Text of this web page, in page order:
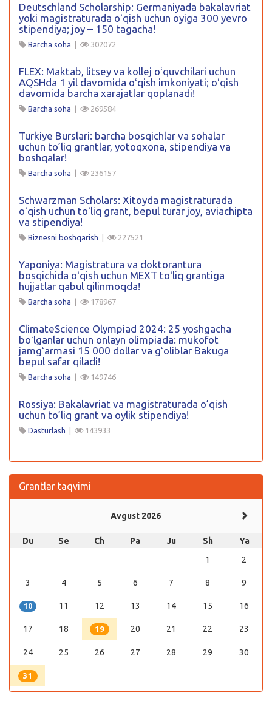
Deutschland Scholarship: Germaniyada bakalavriat
yoki magistraturada oʻqish uchun oyiga 300 yevro
stipendiya; joy – 150 tagacha!
Barcha soha | 302072
FLEX: Maktab, litsey va kollej oʻquvchilari uchun
AQSHda 1 yil davomida oʻqish imkoniyati; oʻqish
davomida barcha xarajatlar qoplanadi!
Barcha soha | 269584
Turkiye Burslari: barcha bosqichlar va sohalar
uchun to’liq grantlar, yotoqxona, stipendiya va
boshqalar!
Barcha soha | 236157
Schwarzman Scholars: Xitoyda magistraturada
oʻqish uchun toʻliq grant, bepul turar joy, aviachipta
va stipendiya!
Biznesni boshqarish | 227521
Yaponiya: Magistratura va doktorantura
bosqichida oʻqish uchun MEXT toʻliq grantiga
hujjatlar qabul qilinmoqda!
Barcha soha | 178967
ClimateScience Olympiad 2024: 25 yoshgacha
boʻlganlar uchun onlayn olimpiada: mukofot
jamgʻarmasi 15 000 dollar va gʻoliblar Bakuga
bepul safar qiladi!
Barcha soha | 149746
Rossiya: Bakalavriat va magistraturada o’qish
uchun to’liq grant va oylik stipendiya!
Dasturlash | 143933
Grantlar taqvimi
Avgust 2026
Du Se Ch Pa Ju Sh
Ya
1
2
3 4 5 6 7 8 9
10 11 12 13 14 15 16
17 18 19 20 21 22 23
24 25 26 27 28 29 30
31